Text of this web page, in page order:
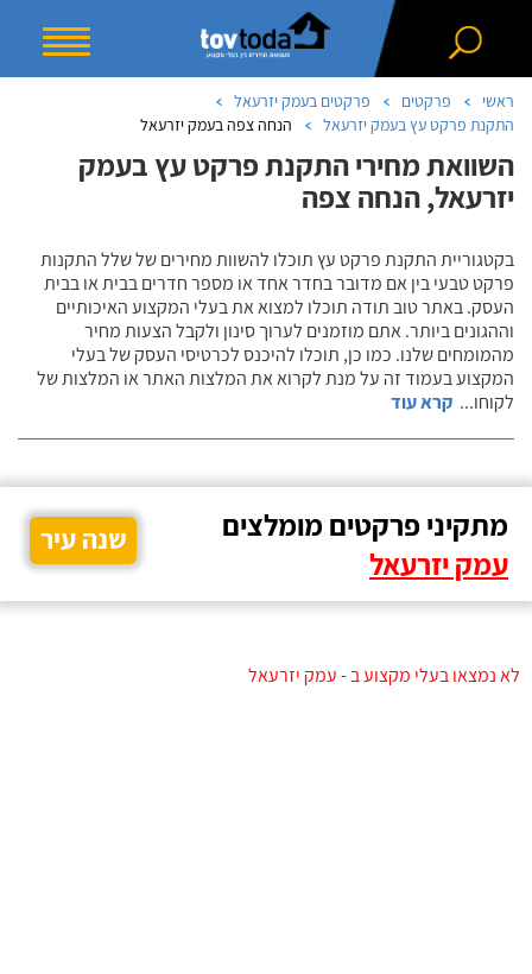
ראשי פרקטים
פרקטים בעמק יזרעאל
התקנת פרקט עץ בעמק יזרעאל
הנחה צפה בעמק יזרעאל
השוואת מחירי התקנת פרקט עץ בעמק
יזרעאל, הנחה צפה
בקטגוריית התקנת פרקט עץ תוכלו להשוות מחירים של שלל התקנות
פרקט טבעי בין אם מדובר בחדר אחד או מספר חדרים בבית או בבית
העסק. באתר טוב תודה תוכלו למצוא את בעלי המקצוע האיכותיים
וההגונים ביותר. אתם מוזמנים לערוך סינון ולקבל הצעות מחיר
מהמומחים שלנו. כמו כן, תוכלו להיכנס לכרטיסי העסק של בעלי
המקצוע בעמוד זה על מנת לקרוא את המלצות האתר או המלצות של
לקוחו... קרא עוד
מתקיני פרקטים מומלצים
עמק יזרעאל
שנה עיר
לא נמצאו בעלי מקצוע ב - עמק יזרעאל